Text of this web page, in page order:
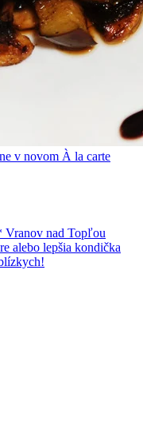
v novom À la carte
alebo lepšia kondička